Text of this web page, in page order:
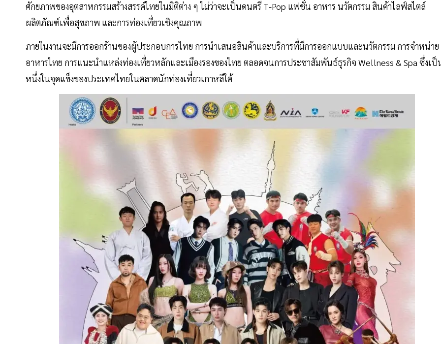
ศักยภาพของอุตสาหกรรมสร้างสรรค์ไทยในมิติต่าง ๆ ไม่ว่าจะเป็นดนตรี T-Pop แฟชั่น อาหาร นวัตกรรม สินค้าไลฟ์สไตล์
ผลิตภัณฑ์เพื่อสุขภาพ และการท่องเที่ยวเชิงคุณภาพ
ภายในงานจะมีการออกร้านของผู้ประกอบการไทย การนำเสนอสินค้าและบริการที่มีการออกแบบและนวัตกรรม การจำหน่าย
อาหารไทย การแนะนำแหล่งท่องเที่ยวหลักและเมืองรองของไทย ตลอดจนการประชาสัมพันธ์ธุรกิจ Wellness & Spa ซึ่งเป็
หนึ่งในจุดแข็งของประเทศไทยในตลาดนักท่องเที่ยวเกาหลีใต้